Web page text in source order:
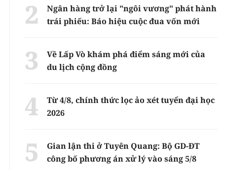
Ngân hàng trở lại "ngôi vương" phát hành
trái phiếu: Báo hiệu cuộc đua vốn mới
Về Lấp Vò khám phá điểm sáng mới của
du lịch cộng đồng
Từ 4/8, chính thức lọc ảo xét tuyển đại học
2026
Gian lận thi ở Tuyên Quang: Bộ GD-ĐT
công bố phương án xử lý vào sáng 5/8